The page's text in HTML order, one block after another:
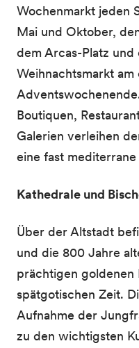
Wochenmarkt jeden
Mai und Oktober,
dem Arcas-Platz
Weihnachtsmarkt am
Boutiquen,
Galerien verleihen
eine fast
Kathedrale und
Über der Altstadt
und die 800 Jahre
prächtigen goldenen
spätgotischen Zeit.
Aufnahme der
zu den wichtigsten